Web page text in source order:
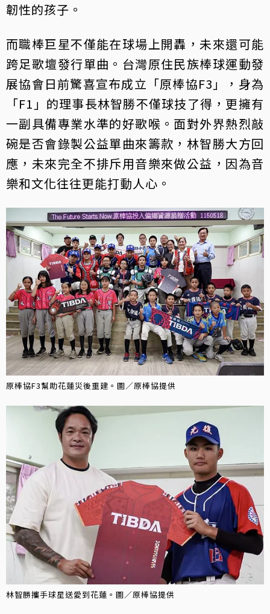
韌性的孩子。
而職棒巨星不僅能在球場上開轟，未來還可能
跨足歌壇發行單曲。台灣原住民族棒球運動發
展協會日前驚喜宣布成立「原棒協F3」，身為
「F1」的理事長林智勝不僅球技了得，更擁有
一副具備專業水準的好歌喉。面對外界熱烈敲
碗是否會錄製公益單曲來籌款，林智勝大方回
應，未來完全不排斥用音樂來做公益，因為音
樂和文化往往更能打動人心。
原棒協F3幫助花蓮災後重建。圖／原棒協提供
林智勝攜手球星送愛到花蓮。圖／原棒協提供